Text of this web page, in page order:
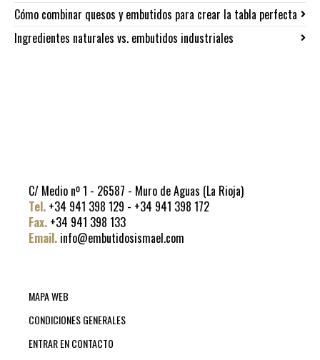
Cómo combinar quesos y embutidos para crear la tabla perfecta
Ingredientes naturales vs. embutidos industriales
C/ Medio nº 1 - 26587 - Muro de Aguas (La Rioja)
Tel. +34 941 398 129 - +34 941 398 172
Fax. +34 941 398 133
Email. info@embutidosismael.com
MAPA WEB
CONDICIONES GENERALES
ENTRAR EN CONTACTO